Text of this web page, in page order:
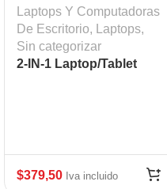
Laptops Y Computadoras
De Escritorio, Laptops,
Sin categorizar
2-IN-1 Laptop/Tablet
$379,50 Iva incluido